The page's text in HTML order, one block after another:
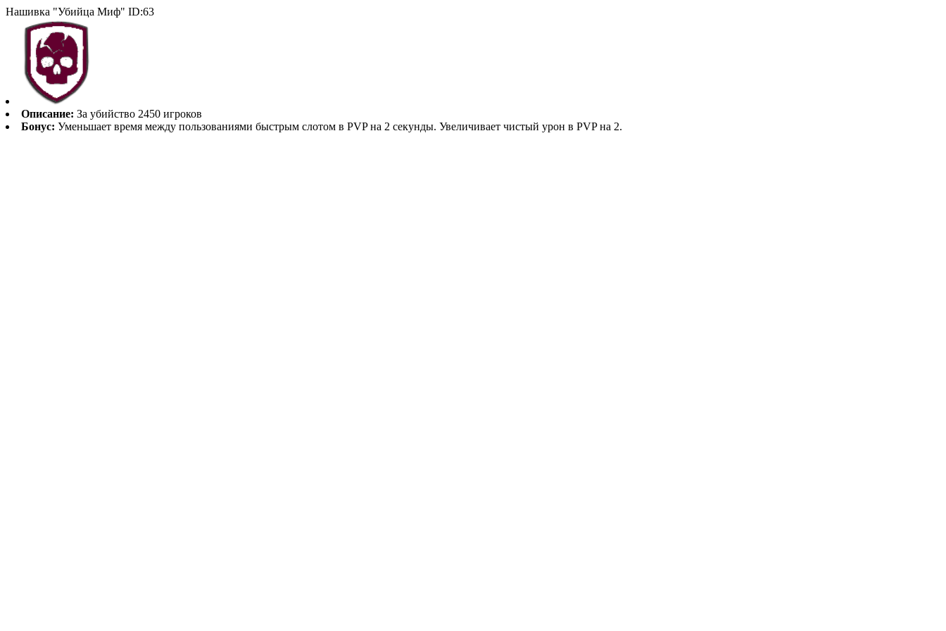
Нашивка "Убийца Миф" ID:63
Описание: За убийство 2450 игроков
Бонус: Уменьшает время между пользованиями быстрым слотом в PVP на 2 секунды. Увеличивает чистый урон в PVP на 2.